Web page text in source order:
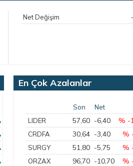
Net Değişim
En Çok Azalanlar
Son Net
LIDER
57,60 -6,40 % -
CRDFA 30,64 -3,40 %
SURGY 51,80 -5,75 %
ORZAX 96,70 -10,70 %